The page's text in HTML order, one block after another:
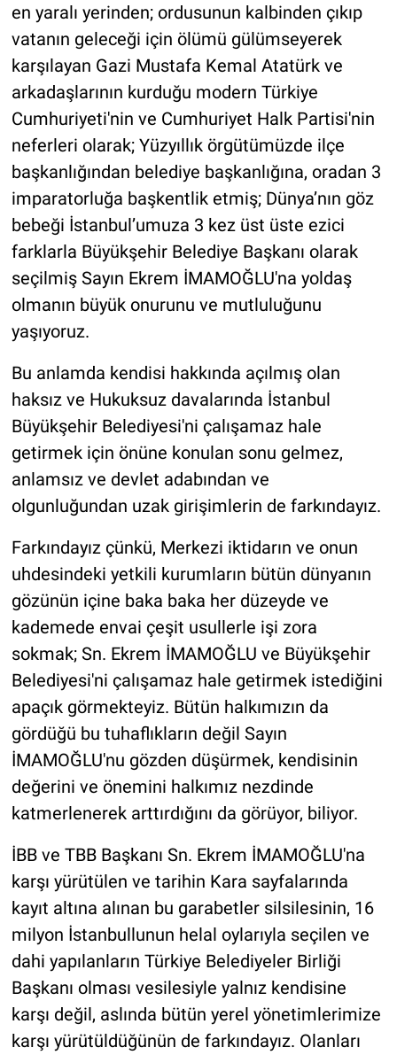
en yaralı yerinden; ordusunun kalbinden çıkıp
vatanın geleceği için ölümü gülümseyerek
karşılayan Gazi Mustafa Kemal Atatürk ve
arkadaşlarının kurduğu modern Türkiye
Cumhuriyeti'nin ve Cumhuriyet Halk Partisi'nin
neferleri olarak; Yüzyıllık örgütümüzde ilçe
başkanlığından belediye başkanlığına, oradan 3
imparatorluğa başkentlik etmiş; Dünya’nın göz
bebeği İstanbul’umuza 3 kez üst üste ezici
farklarla Büyükşehir Belediye Başkanı olarak
seçilmiş Sayın Ekrem İMAMOĞLU'na yoldaş
olmanın büyük onurunu ve mutluluğunu
yaşıyoruz.
Bu anlamda kendisi hakkında açılmış olan
haksız ve Hukuksuz davalarında İstanbul
Büyükşehir Belediyesi'ni çalışamaz hale
getirmek için önüne konulan sonu gelmez,
anlamsız ve devlet adabından ve
olgunluğundan uzak girişimlerin de farkındayız.
Farkındayız çünkü, Merkezi iktidarın ve onun
uhdesindeki yetkili kurumların bütün dünyanın
gözünün içine baka baka her düzeyde ve
kademede envai çeşit usullerle işi zora
sokmak; Sn. Ekrem İMAMOĞLU ve Büyükşehir
Belediyesi'ni çalışamaz hale getirmek istediğini
apaçık görmekteyiz. Bütün halkımızın da
gördüğü bu tuhaflıkların değil Sayın
İMAMOĞLU'nu gözden düşürmek, kendisinin
değerini ve önemini halkımız nezdinde
katmerlenerek arttırdığını da görüyor, biliyor.
İBB ve TBB Başkanı Sn. Ekrem İMAMOĞLU'na
karşı yürütülen ve tarihin Kara sayfalarında
kayıt altına alınan bu garabetler silsilesinin, 16
milyon İstanbullunun helal oylarıyla seçilen ve
dahi yapılanların Türkiye Belediyeler Birliği
Başkanı olması vesilesiyle yalnız kendisine
karşı değil, aslında bütün yerel yönetimlerimize
karşı yürütüldüğünün de farkındayız. Olanları